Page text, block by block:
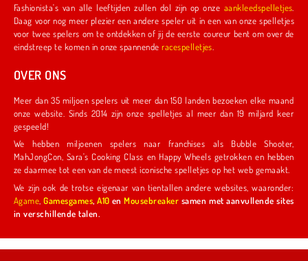
Fashionista's van alle leeftijden zullen dol zijn op onze aankleedspelletjes
Daag voor nog meer plezier een andere speler uit in een van onze spelletjes
voor twee spelers om te ontdekken of jij de eerste coureur bent om over de
eindstreep te komen in onze spannenderacespelletjes
OVER ONS
Meer dan 35 miljoen spelers uit meer dan 150 landen bezoeken elke maand
onze website. Sinds 2014 zijn onze spelletjes al meer dan 19 miljard keer
gespeeld!
We hebben miljoenen spelers naar franchises als Bubble Shooter,
MahJongCon, Sara's Cooking Class en Happy Wheels getrokken en hebben
ze daarmee tot een van de meest iconische spelletjes op het web gemaakt.
We zijn ook de trotse eigenaar van tientallen andere websites, waaronder:
Agame ,Gamesgames,A10 enMousebreaker samen met aanvullende sites
in verschillende talen.